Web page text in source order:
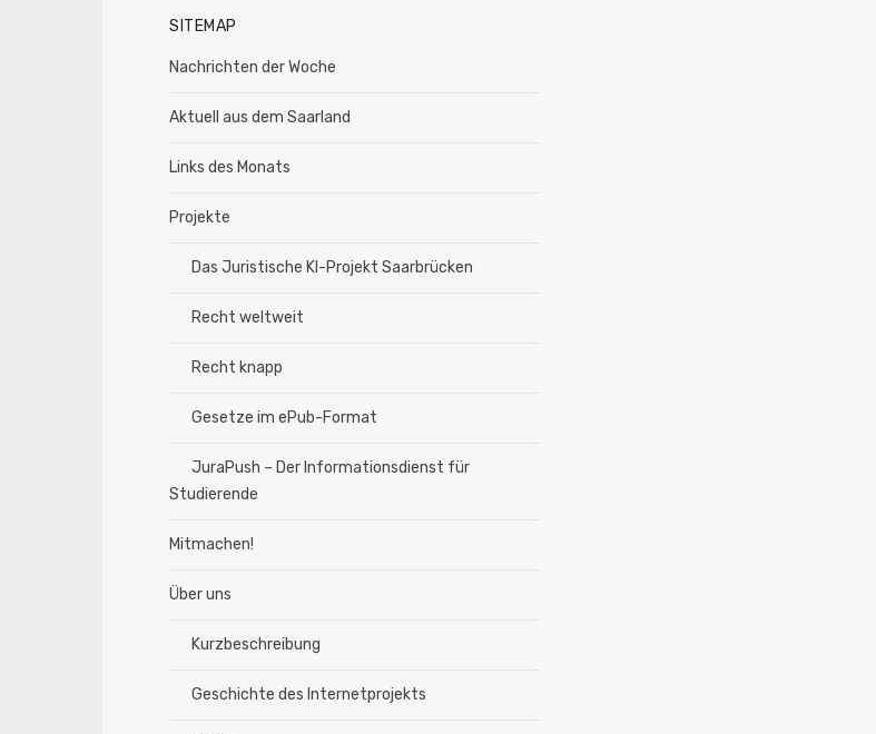
SITEMAP
Nachrichten der Woche
Aktuell aus dem Saarland
Links des Monats
Projekte
Das Juristische KI-Projekt Saarbrücken
Recht weltweit
Recht knapp
Gesetze im ePub-Format
JuraPush – Der Informationsdienst für
Studierende
Mitmachen!
Über uns
Kurzbeschreibung
Geschichte des Internetprojekts